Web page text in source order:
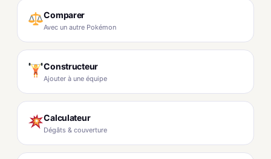
Comparer
Avec un autre Pokémon
Constructeur
Ajouter à une équipe
Calculateur
Dégâts & couverture